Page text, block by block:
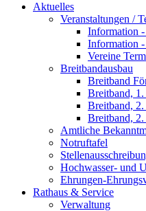
Aktuelles
Veranstaltungen /
Information
Information -
Vereine
Breitbandausbau
Breitband
Breitband,
Breitband,
Breitband,
Amtliche
Notruftafel
Hochwasser- und
Ehrungen-
Rathaus & Service
Verwaltung